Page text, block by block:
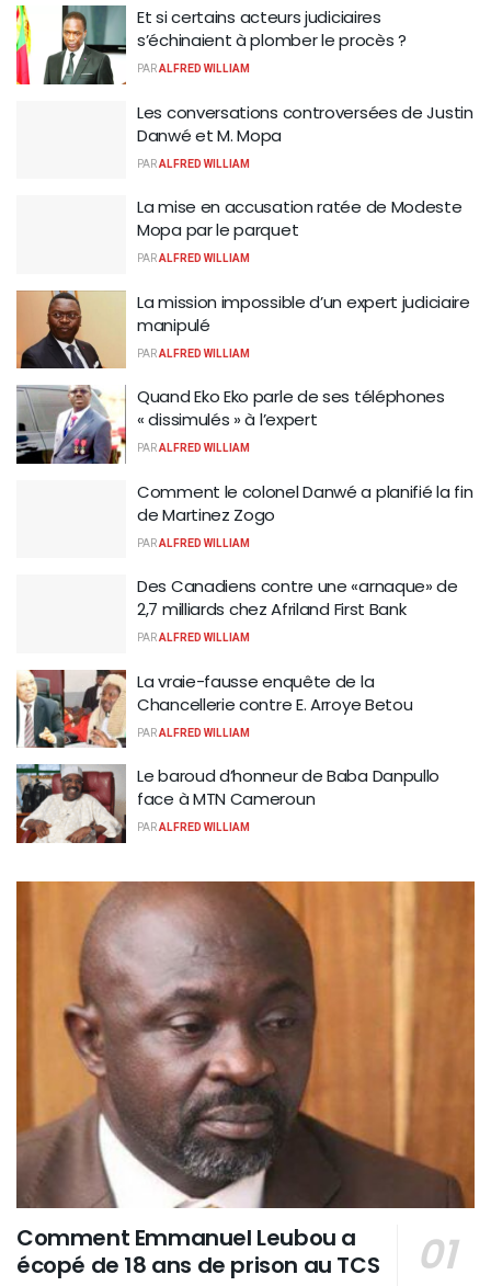
Et si certains acteurs judiciaires
s’échinaient à plomber le procès ?
PARALFRED WILLIAM
Les conversations controversées de Justin
Danwé et M. Mopa
PARALFRED WILLIAM
La mise en accusation ratée de Modeste
Mopa par le parquet
PARALFRED WILLIAM
La mission impossible d’un expert judiciaire
manipulé
PARALFRED WILLIAM
Quand Eko Eko parle de ses téléphones
« dissimulés » à l’expert
PARALFRED WILLIAM
Comment le colonel Danwé a planifié la fin
de Martinez Zogo
PARALFRED WILLIAM
Des Canadiens contre une «arnaque» de
2,7 milliards chez Afriland First Bank
PARALFRED WILLIAM
La vraie-fausse enquête de la
Chancellerie contre E. Arroye Betou
PARALFRED WILLIAM
Le baroud d’honneur de Baba Danpullo
face à MTN Cameroun
PARALFRED WILLIAM
Comment Emmanuel Leubou a
écopé de 18 ans de prison au TCS